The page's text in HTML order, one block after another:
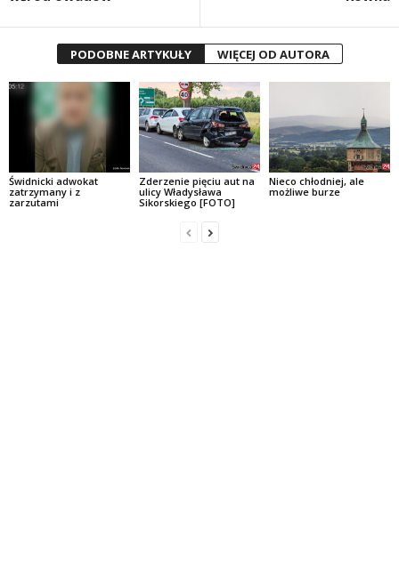
PODOBNE ARTYKUŁY WIĘCEJ OD AUTORA
Świdnicki adwokat
zatrzymany i z
zarzutami
Zderzenie pięciu aut na
ulicy Władysława
Sikorskiego [FOTO]
Nieco chłodniej, ale
możliwe burze